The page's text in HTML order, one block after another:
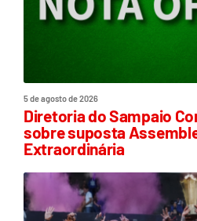
5 de agosto de 2026
Diretoria do Sampaio
sobre suposta
Extraordinária